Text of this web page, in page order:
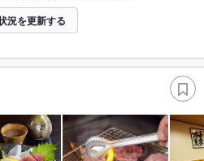
況を更新する